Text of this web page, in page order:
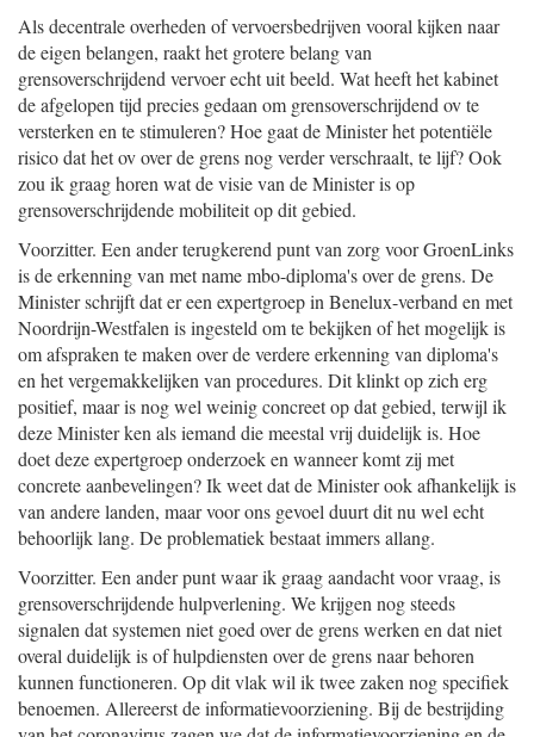
Als decentrale overheden of vervoersbedrijven vooral kijken naar
de eigen belangen, raakt het grotere belang van
grensoverschrijdend vervoer echt uit beeld. Wat heeft het kabinet
de afgelopen tijd precies gedaan om grensoverschrijdend ov te
versterken en te stimuleren? Hoe gaat de Minister het potentiële
risico dat het ov over de grens nog verder verschraalt, te lijf? Ook
zou ik graag horen wat de visie van de Minister is op
grensoverschrijdende mobiliteit op dit gebied.
Voorzitter. Een ander terugkerend punt van zorg voor GroenLinks
is de erkenning van met name mbo-diploma's over de grens. De
Minister schrijft dat er een expertgroep in Benelux-verband en met
Noordrijn-Westfalen is ingesteld om te bekijken of het mogelijk is
om afspraken te maken over de verdere erkenning van diploma's
en het vergemakkelijken van procedures. Dit klinkt op zich erg
positief, maar is nog wel weinig concreet op dat gebied, terwijl ik
deze Minister ken als iemand die meestal vrij duidelijk is. Hoe
doet deze expertgroep onderzoek en wanneer komt zij met
concrete aanbevelingen? Ik weet dat de Minister ook afhankelijk is
van andere landen, maar voor ons gevoel duurt dit nu wel echt
behoorlijk lang. De problematiek bestaat immers allang.
Voorzitter. Een ander punt waar ik graag aandacht voor vraag, is
grensoverschrijdende hulpverlening. We krijgen nog steeds
signalen dat systemen niet goed over de grens werken en dat niet
overal duidelijk is of hulpdiensten over de grens naar behoren
kunnen functioneren. Op dit vlak wil ik twee zaken nog specifiek
benoemen. Allereerst de informatievoorziening. Bij de bestrijding